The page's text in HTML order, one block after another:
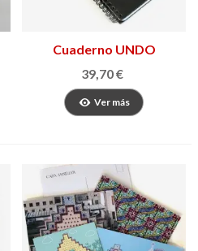
Cuaderno UNDO
Executive
39,70 €
Ver más